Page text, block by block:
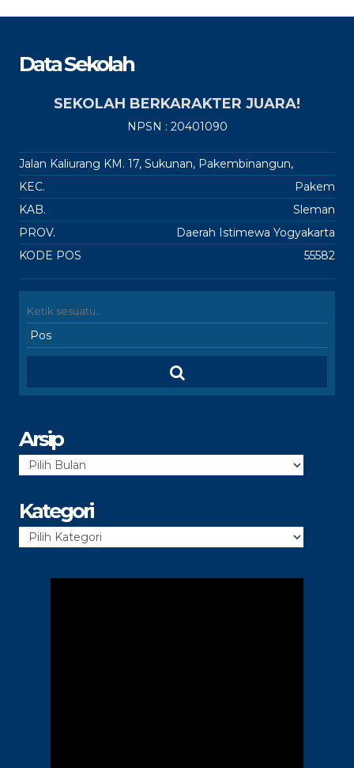
Data Sekolah
SEKOLAH BERKARAKTER JUARA!
NPSN : 20401090
Jalan Kaliurang KM. 17, Sukunan, Pakembinangun,
KEC.
Pakem
KAB.
Sleman
PROV.
Daerah Istimewa Yogyakarta
KODE POS
55582
Arsip
Arsip
Kategori
Kategori